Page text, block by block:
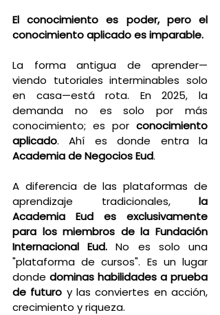
El conocimiento es poder, pero el
conocimiento aplicado es imparable.
La forma antigua de aprender—
viendo tutoriales interminables solo
en casa—está rota. En 2025, la
demanda no es solo por más
conocimiento; es por conocimiento
aplicado
Academia de Negocios Eud.
A diferencia de las plataformas de
aprendizaje tradicionales, la
Academia Eud es exclusivamente
para los miembros de la Fundación
Internacional Eud. No es solo una
"plataforma de cursos". Es un lugar
donde dominas habilidades a prueba
de futuro y las conviertes en acción,
crecimiento y riqueza.